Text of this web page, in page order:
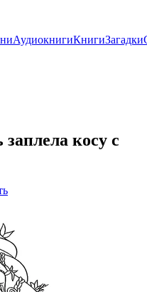
АудиокнигиКнигиЗагадки
косу с